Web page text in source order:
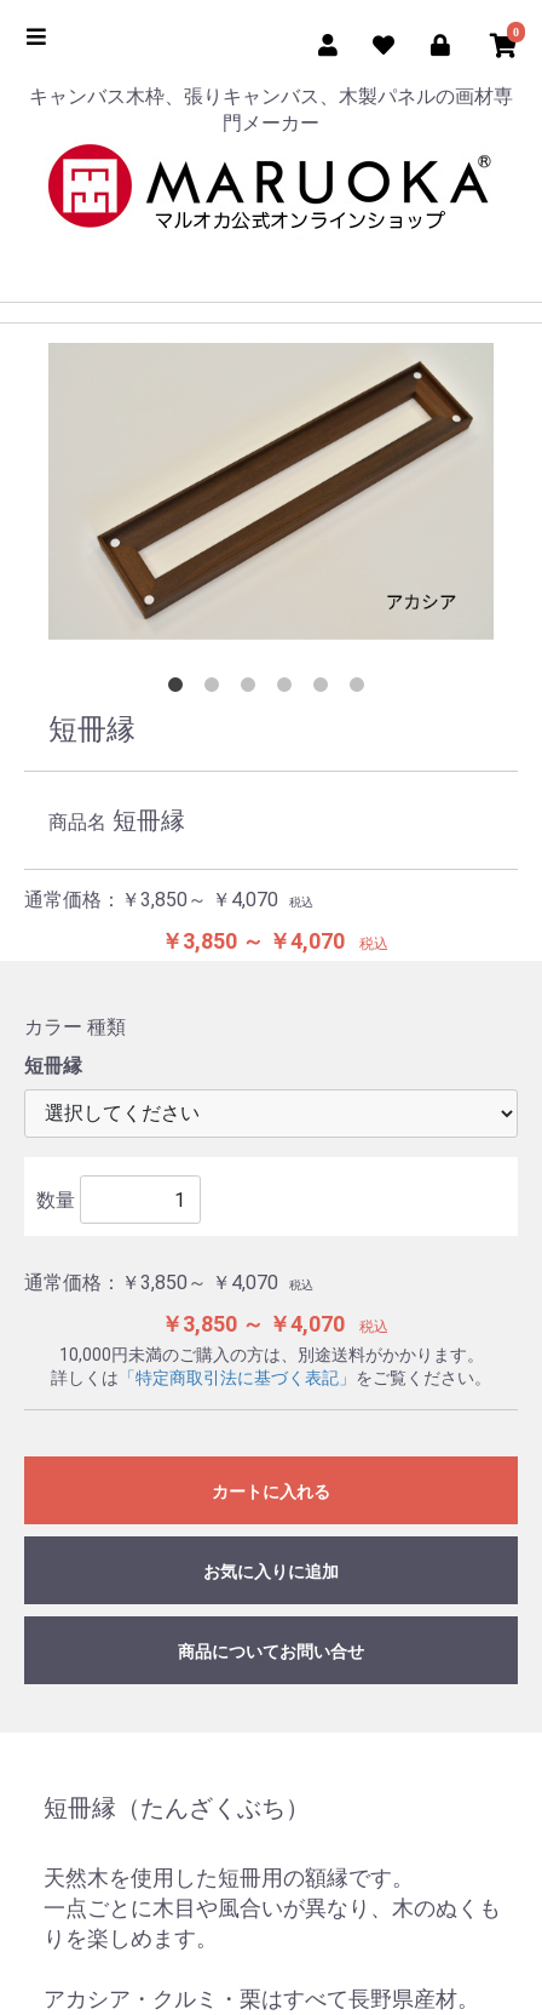
0
キャンバス木枠、張りキャンバス、木製パネルの画材専
門メーカー
短冊縁
商品名 短冊縁
通常価格： ￥3,850～ ￥4,070 税込
￥3,850 ～ ￥4,070 税込
カラー 種類
短冊縁
数量
通常価格： ￥3,850～ ￥4,070 税込
￥3,850 ～ ￥4,070 税込
10,000円未満のご購入の方は、別途送料がかかります。
詳しくは 「特定商取引法に基づく表記」 をご覧ください。
カートに入れる
お気に入りに追加
商品についてお問い合せ
短冊縁（たんざくぶち）
天然木を使用した短冊用の額縁です。
一点ごとに木目や風合いが異なり、木のぬくも
りを楽しめます。
アカシア・クルミ・栗はすべて長野県産材。